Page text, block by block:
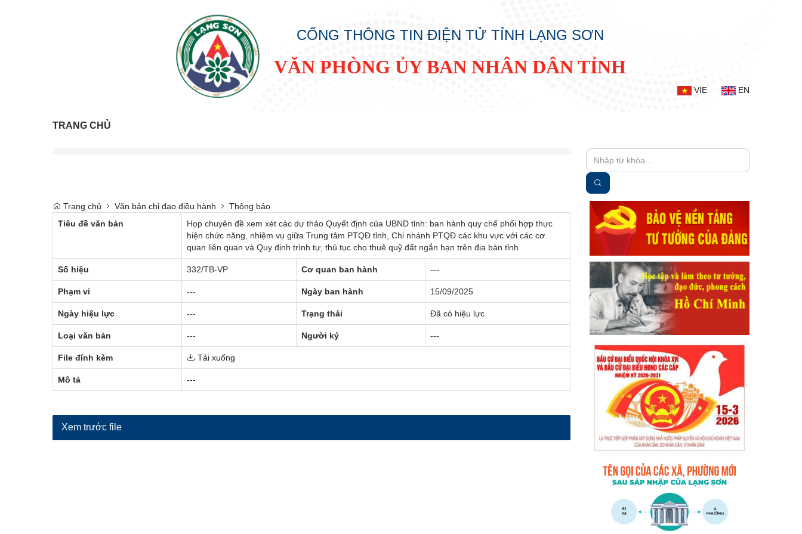
CỔNG THÔNG TIN ĐIỆN TỬ TỈNH LẠNG SƠN
VĂN PHÒNG ỦY BAN NHÂN DÂN TỈNH
VIE EN
TRANG CHỦ
Trang chủ Văn bản chỉ đạo điều hành
Thông báo
Tiêu đề văn bản
Họp chuyên đề xem xét các dự thảo Quyết định của UBND tỉnh: ban hành quy chế phối hợp thực
hiện chức năng, nhiệm vụ giữa Trung tâm PTQĐ tỉnh, Chi nhánh PTQĐ các khu vực với các cơ
quan liên quan và Quy định trình tự, thủ tục cho thuê quỹ đất ngắn hạn trên địa bàn tỉnh
Số hiệu 332/TB-VP Cơ quan ban hành ---
Phạm vi --- Ngày ban hành 15/09/2025
Ngày hiệu lực --- Trạng thái Đã có hiệu lực
Loại văn bản --- Người ký ---
File đính kèm Tải xuống
Mô tả ---
Xem trước file